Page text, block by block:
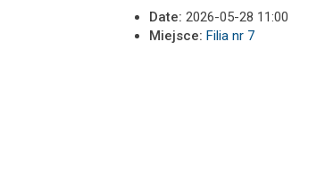
Date: 2026-05-28 11:00
Miejsce: Filia nr 7